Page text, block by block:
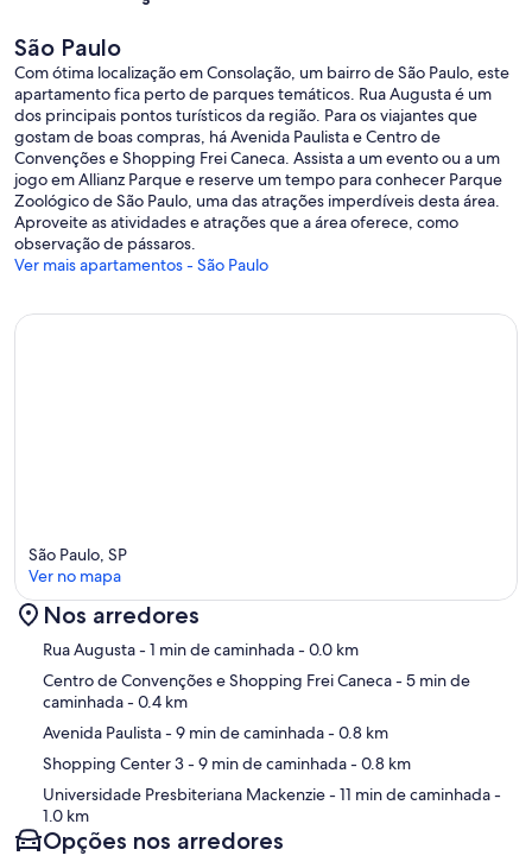
São Paulo
Com ótima localização em Consolação, um bairro de São Paulo, este
apartamento fica perto de parques temáticos. Rua Augusta é um
dos principais pontos turísticos da região. Para os viajantes que
gostam de boas compras, há Avenida Paulista e Centro de
Convenções e Shopping Frei Caneca. Assista a um evento ou a um
jogo em Allianz Parque e reserve um tempo para conhecer Parque
Zoológico de São Paulo, uma das atrações imperdíveis desta área.
Aproveite as atividades e atrações que a área oferece, como
observação de pássaros.
Ver mais apartamentos - São Paulo
Mapa
São Paulo, SP
Ver no mapa
Nos arredores
Rua Augusta- 1 min de caminhada- 0.0 km
Centro de Convenções e Shopping Frei Caneca- 5 min de
caminhada- 0.4 km
Avenida Paulista- 9 min de caminhada- 0.8 km
Shopping Center 3- 9 min de caminhada- 0.8 km
Universidade Presbiteriana Mackenzie- 11 min de caminhada-
1.0 km
Opções nos arredores